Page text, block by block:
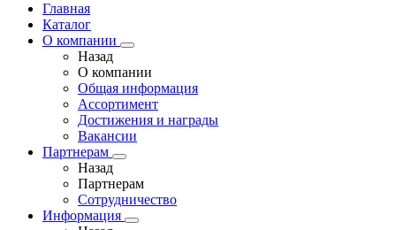
Главная
Каталог
О компании
Назад
О компании
Общая информация
Ассортимент
Достижения и награды
Вакансии
Партнерам
Назад
Партнерам
Сотрудничество
Информация